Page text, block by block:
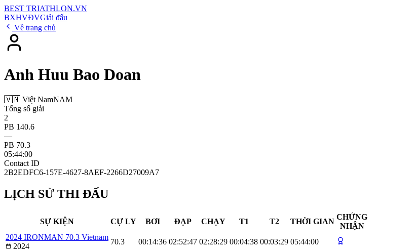
BEST TRIATHLON.VN
BXHVĐVGiải đấu
Về trang chủ
Anh Huu Bao Doan
🇻🇳 Việt NamNAM
Tổng số giải
2
PB 140.6
—
PB 70.3
05:44:00
Contact ID
2B2EDFC6-157E-4627-8AEF-2266D27009A7
LỊCH SỬ THI ĐẤU
SỰ KIỆN CỰ LY BƠI ĐẠP CHẠY T1 T2 THỜI GIAN
CHỨNG
NHẬN
2024 IRONMAN 70.3 Vietnam
2024
70.3 00:14:36 02:52:47 02:28:29 00:04:38 00:03:29 05:44:00